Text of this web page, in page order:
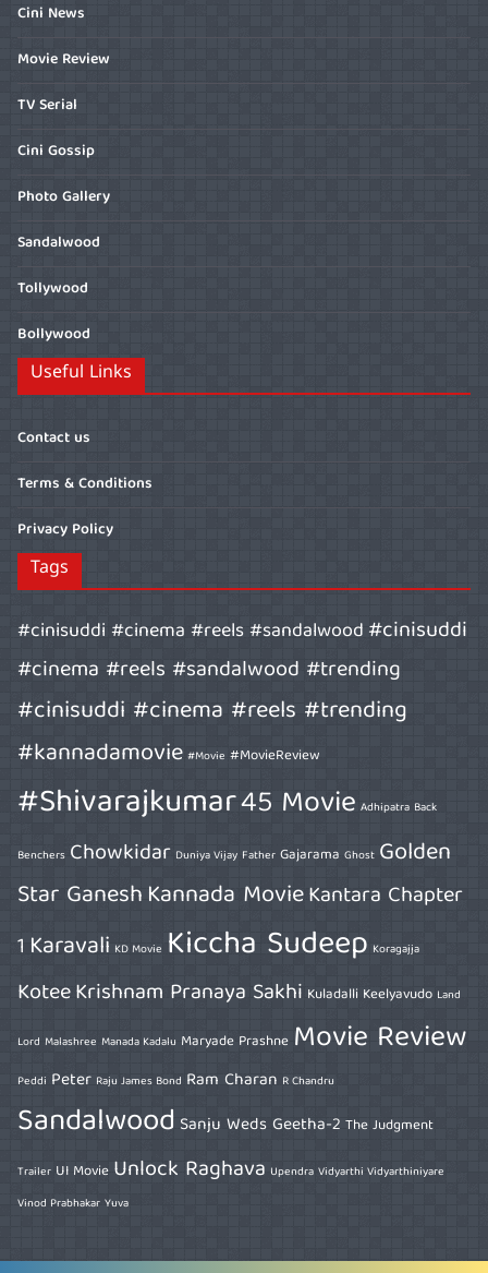
Cini News
Movie Review
TV Serial
Cini Gossip
Photo Gallery
Sandalwood
Tollywood
Bollywood
Useful Links
Contact us
Terms & Conditions
Privacy Policy
Tags
#cinisuddi #cinema #reels #sandalwood#cinisuddi
#cinema #reels #sandalwood #trending
#cinisuddi #cinema #reels #trending
#kannadamovie #Movie #MovieReview
#Shivarajkumar45 Movie Adhipatra Back
Benchers Chowkidar Duniya Vijay Father Gajarama Ghost Golden
Star GaneshKannada MovieKantara Chapter
1 Karavali KD Movie Kiccha Sudeep Koragajja
KoteeKrishnam Pranaya Sakhi Kuladalli Keelyavudo Land
Lord Malashree Manada Kadalu Maryade Prashne Movie Review
Peddi Peter Raju James Bond Ram Charan R Chandru
Sandalwood Sanju Weds Geetha-2 The Judgment
Trailer UI Movie Unlock Raghava Upendra Vidyarthi Vidyarthiniyare
Vinod Prabhakar Yuva